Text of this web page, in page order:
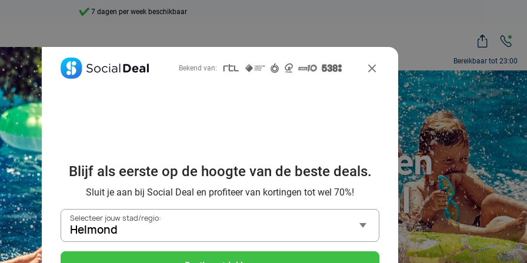
Bereikbaar tot 23:00
10+ miljoen leden
zwemmen bij zwembaden
Helmond via Social Deal
Bekend van:
Blijf als eerste op de hoogte van de beste deals.
Sluit je aan bij Social Deal en profiteer van kortingen tot wel 70%!
Selecteer jouw stad/regio:
Helmond